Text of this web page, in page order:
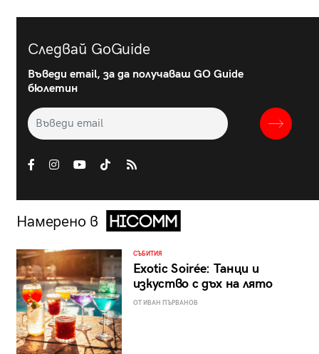
Следвай GoGuide
Въведи email, за да получаваш GO Guide
бюлетин
Намерено в
СЪБИТИЯ
Exotic Soirée: Танци и
изкуство с дъх на лято
ОТ ИВАН ПЪРВАНОВ